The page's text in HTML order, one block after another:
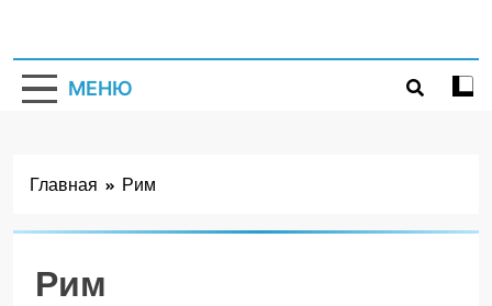
МЕНЮ
Главная Рим
Рим